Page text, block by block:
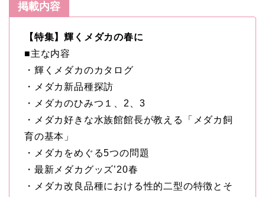
掲載内容
【特集】輝くメダカの春に
■主な内容
・輝くメダカのカタログ
・メダカ新品種探訪
・メダカのひみつ１、2、3
・メダカ好きな水族館館長が教える「メダカ飼
育の基本」
・メダカをめぐる5つの問題
・最新メダカグッズ’20春
・メダカ改良品種における性的二型の特徴とそ